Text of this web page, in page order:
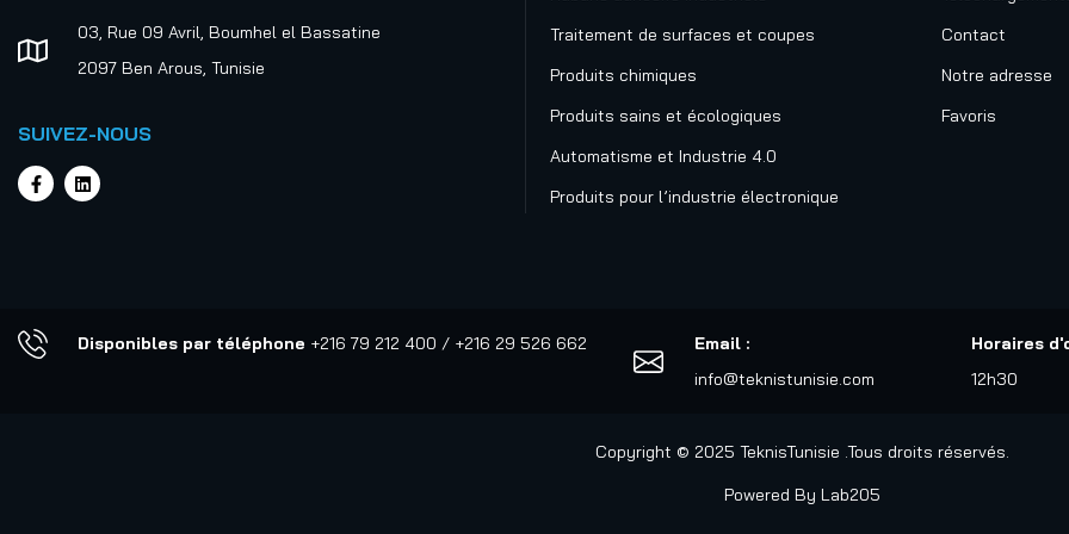
03, Rue 09 Avril, Boumhel el Bassatine
2097 Ben Arous, Tunisie
SUIVEZ-NOUS
Traitement de surfaces et coupes
Produits chimiques
Produits sains et écologiques
Automatisme et Industrie 4.0
Produits pour l’industrie électronique
Contact
Notre adresse
Favoris
Disponibles par téléphone +216 79 212 400 / +216 29 526 662
Email :
info@teknistunisie.com
Horaires
12h30
Copyright © 2025 TeknisTunisie .Tous droits réservés.
Powered By Lab205